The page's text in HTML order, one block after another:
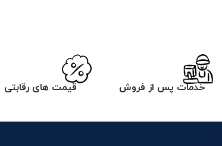
خدمات پس از فروش قیمت های رقابتی